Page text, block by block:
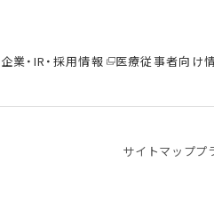
企業・IR・採用情報 医療従事者向け
サイトマッププ